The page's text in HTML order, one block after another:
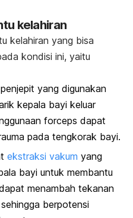
kelahiran
kelahiran yang bisa
kondisi ini, yaitu
yang digunakan
kepala bayi keluar
forceps dapat
pada tengkorak bayi.
ekstraksi vakum yang
bayi untuk membantu
menambah tekanan
berpotensi